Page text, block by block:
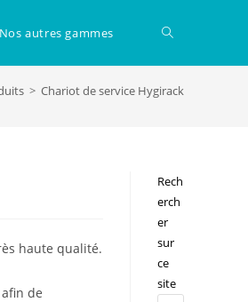
Nos autres gammes Toggle
website
> Chariot de service Hygirack
haute qualité.
de
Rech
erch
er
sur
ce
site